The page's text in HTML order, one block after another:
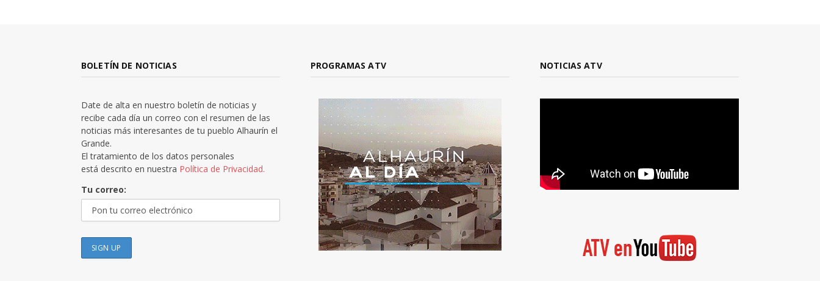
BOLETÍN DE NOTICIAS
Date de alta en nuestro boletín de noticias y
recibe cada día un correo con el resumen de las
noticias más interesantes de tu pueblo Alhaurín el
Grande.
El tratamiento de los datos personales
está descrito en nuestra Política de Privacidad.
Tu correo:
PROGRAMAS ATV NOTICIAS ATV